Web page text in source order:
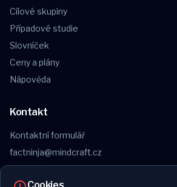
Cílové skupiny
Případové studie
Slovníček
Ceny a plány
Nápověda
Kontakt
Kontaktní formulář
factninja@mindcraft.cz
Obchodní podmínky